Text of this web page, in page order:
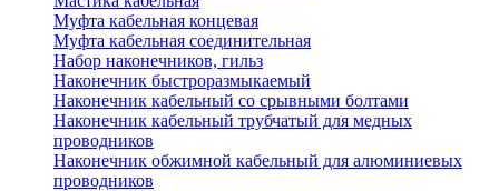
Муфта кабельная концевая
Муфта кабельная соединительная
Набор наконечников, гильз
Наконечник быстроразмыкаемый
Наконечник кабельный со срывными болтами
Наконечник кабельный трубчатый для медных
проводников
Наконечник обжимной кабельный для алюминиевых
проводников